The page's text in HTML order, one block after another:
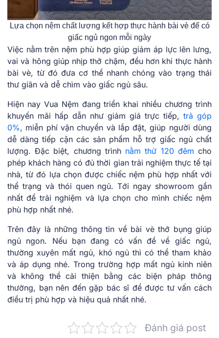
Lựa chọn nệm chất lượng kết hợp thực hành bài vè để có
giấc ngủ ngon mỗi ngày
Việc nằm trên nệm phù hợp giúp giảm áp lực lên lưng,
vai và hông giúp nhịp thở chậm, đều hơn khi thực hành
bài vè, từ đó đưa cơ thể nhanh chóng vào trạng thái
thư giãn và dễ chìm vào giấc ngủ sâu.
Hiện nay Vua Nệm đang triển khai nhiều chương trình
khuyến mãi hấp dẫn như giảm giá trực tiếp, trả góp
0%, miễn phí vận chuyển và lắp đặt, giúp người dùng
dễ dàng tiếp cận các sản phẩm hỗ trợ giấc ngủ chất
lượng. Đặc biệt, chương trình nằm thử 120 đêm cho
phép khách hàng có đủ thời gian trải nghiệm thực tế tại
nhà, từ đó lựa chọn được chiếc nệm phù hợp nhất với
thể trạng và thói quen ngủ. Tới ngay showroom gần
nhất để trải nghiệm và lựa chọn cho mình chiếc nệm
phù hợp nhất nhé.
Trên đây là những thông tin về bài vè thở bụng giúp
ngủ ngon. Nếu bạn đang có vấn đề về giấc ngủ,
thường xuyên mất ngủ, khó ngủ thì có thể tham khảo
và áp dụng nhé. Trong trường hợp mất ngủ kinh niên
và không thể cải thiện bằng các biện pháp thông
thường, bạn nên đến gặp bác sĩ để được tư vấn cách
điều trị phù hợp và hiệu quả nhất nhé.
Đánh giá post